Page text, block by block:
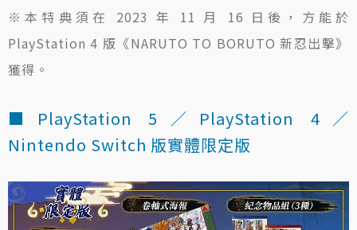
※本特典須在 2023 年 11 月 16 日後，方能於
PlayStation 4 版《NARUTO TO BORUTO 新忍出擊》
獲得。
■PlayStation 5／PlayStation 4／
Nintendo Switch 版實體限定版